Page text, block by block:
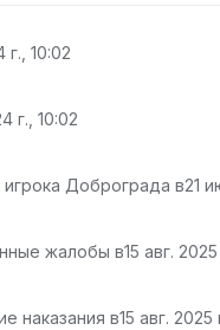
г., 10:02
г., 10:02
Доброграда в21
жалобы в15 авг.
наказания в15 авг. 2025